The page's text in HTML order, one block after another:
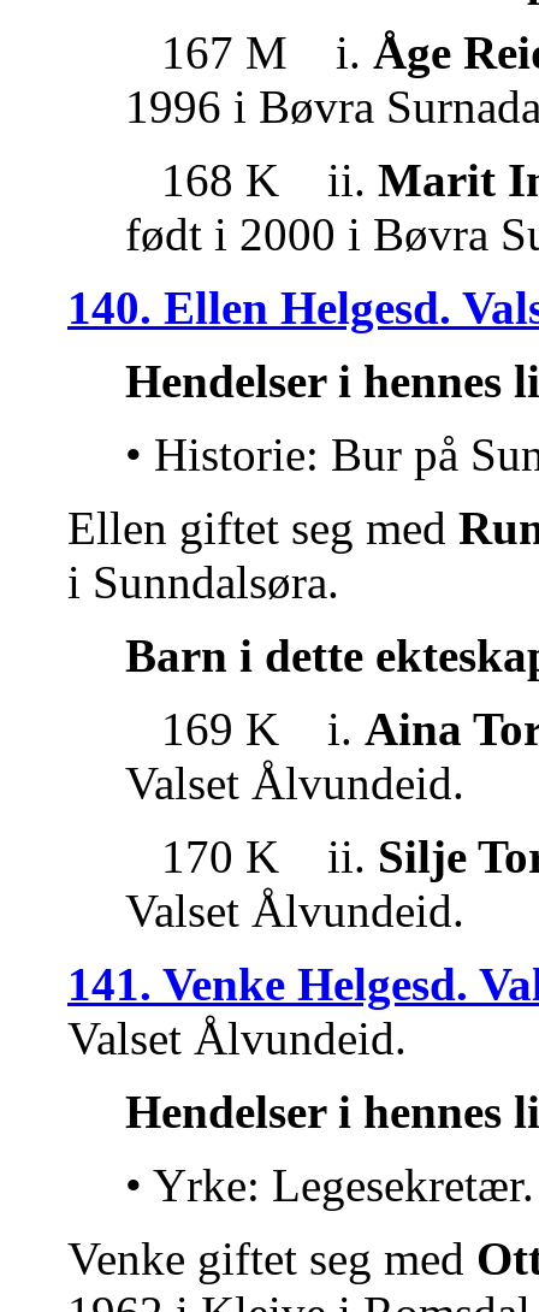
167 M i. Åge
1996 i Bøvra
168 K ii. Marit
født i 2000 i Bøvra
140. Ellen Helgesd.
Hendelser i hennes
• Historie: Bur på
Ellen giftet seg med
i Sunndalsøra.
Barn i dette
169 K i. Aina
Valset Ålvundeid.
170 K ii. Silje
Valset Ålvundeid.
141. Venke Helgesd.
Valset Ålvundeid.
Hendelser i hennes
• Yrke: Legesekretær.
Venke giftet seg med